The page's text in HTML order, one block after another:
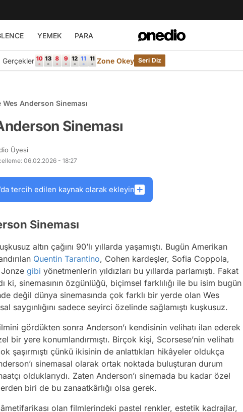
YEMEK PARA
Gerçekler Zone Okey Seri Diz
Wes Anderson Sineması
Sineması
Üyesi
06.02.2026 - 18:27
tercih edilen kaynak olarak ekleyin
Sineması
altın çağını 90’lı yıllarda yaşamıştı. Bugün Amerikan
Quentin Tarantino, Cohen kardeşler, Sofia Coppola,
gibi yönetmenlerin yıldızları bu yıllarda parlamıştı. Fakat
ki, sinemasının özgünlüğü, biçimsel farklılığı ile bu isim bugün
değil dünya sinemasında çok farklı bir yerde olan Wes
saygınlığını sadece seyirci özelinde sağlamıştı kuşkusuz.
gördükten sonra Anderson’ı kendisinin velihatı ilan ederek
bir yere konumlandırmıştı. Birçok kişi, Scorsese’nin velihatı
şaşırmıştı çünkü ikisinin de anlattıkları hikâyeler oldukça
sinemasal olarak ortak noktada buluşturan durum
olduklarıydı. Zaten Anderson’ı sinemada bu kadar özel
biri de bu zanaatkârlığı olsa gerek.
olan filmlerindeki pastel renkler, estetik kadrajlar,